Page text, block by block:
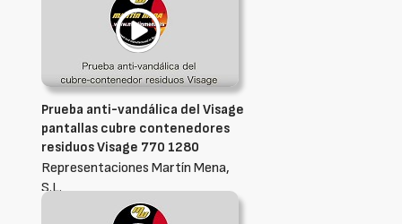
Prueba anti-vandálica del Visage
pantallas cubre contenedores
residuos Visage 770 1280
Representaciones Martín Mena,
S.L.